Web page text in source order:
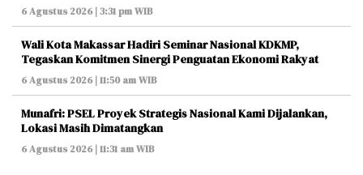
6 Agustus 2026 | 3:31 pm WIB
Wali Kota Makassar Hadiri Seminar Nasional KDKMP,
Tegaskan Komitmen Sinergi Penguatan Ekonomi Rakyat
6 Agustus 2026 | 11:50 am WIB
Munafri: PSEL Proyek Strategis Nasional Kami Dijalankan,
Lokasi Masih Dimatangkan
6 Agustus 2026 | 11:31 am WIB